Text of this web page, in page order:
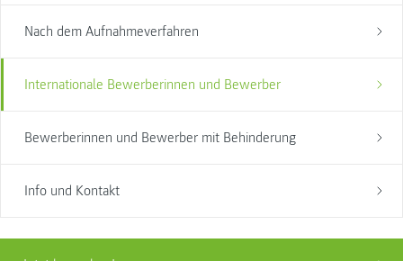
Nach dem Aufnahmeverfahren
Internationale Bewerberinnen und Bewerber
Bewerberinnen und Bewerber mit Behinderung
Info und Kontakt